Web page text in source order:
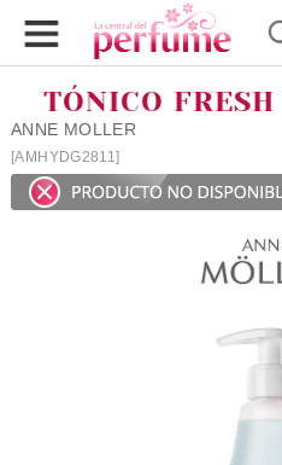
TÓNICO
ANNE MOLLER
[AMHYDG2811]